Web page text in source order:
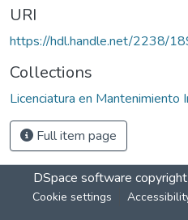
URI
https://hdl.handle.net/2238/
Collections
Licenciatura en Mantenimiento
Full item page
DSpace software
Cookie settings